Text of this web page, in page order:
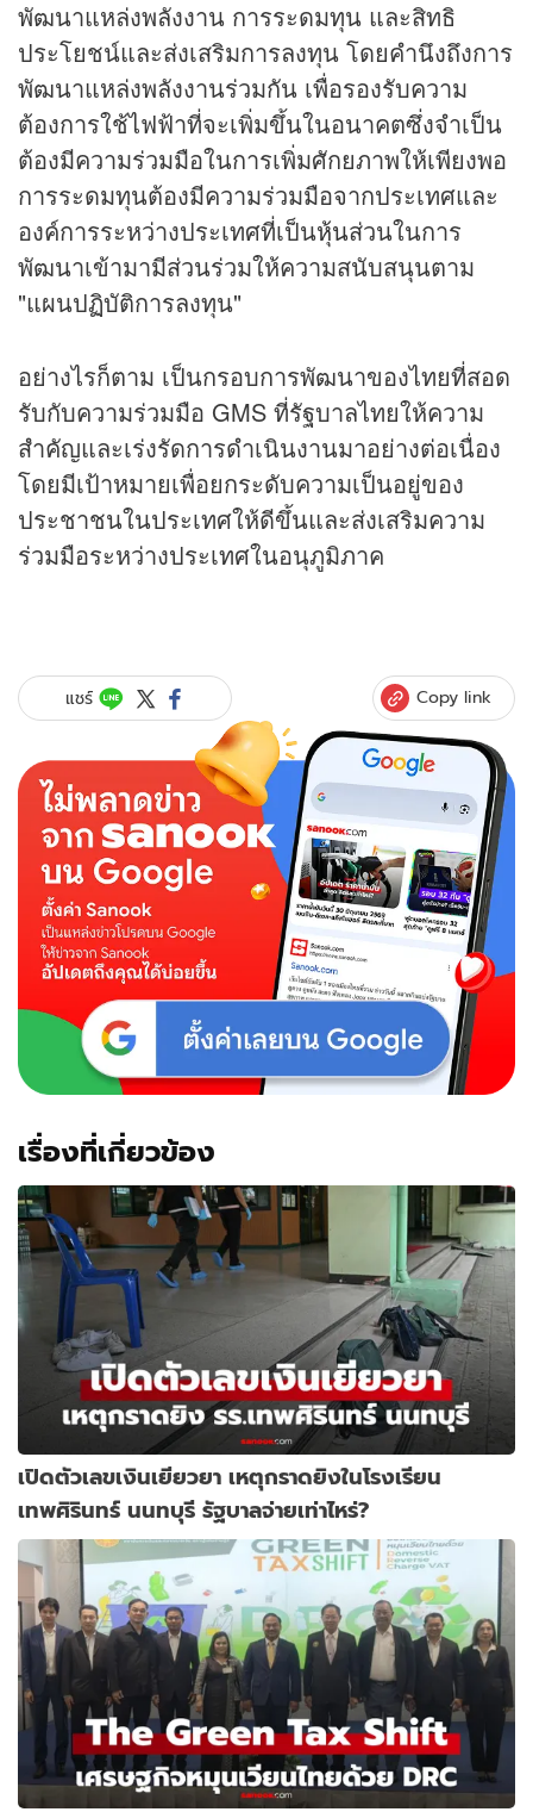
พัฒนาแหล่งพลังงาน การระดมทุน และสิทธิ
ประโยชน์และส่งเสริมการลงทุน โดยคำนึงถึงการ
พัฒนาแหล่งพลังงานร่วมกัน เพื่อรองรับความ
ต้องการใช้ไฟฟ้าที่จะเพิ่มขึ้นในอนาคตซึ่งจำเป็น
ต้องมีความร่วมมือในการเพิ่มศักยภาพให้เพียงพอ
การระดมทุนต้องมีความร่วมมือจากประเทศและ
องค์การระหว่างประเทศที่เป็นหุ้นส่วนในการ
พัฒนาเข้ามามีส่วนร่วมให้ความสนับสนุนตาม
"แผนปฏิบัติการลงทุน"
อย่างไรก็ตาม เป็นกรอบการพัฒนาของไทยที่สอด
รับกับความร่วมมือ GMS ที่รัฐบาลไทยให้ความ
สำคัญและเร่งรัดการดำเนินงานมาอย่างต่อเนื่อง
โดยมีเป้าหมายเพื่อยกระดับความเป็นอยู่ของ
ประชาชนในประเทศให้ดีขึ้นและส่งเสริมความ
ร่วมมือระหว่างประเทศในอนุภูมิภาค
แชร์ Copy link
เรื่องที่เกี่ยวข้อง
เปิดตัวเลขเงินเยียวยา เหตุกราดยิงในโรงเรียน
เทพศิรินทร์ นนทบุรี รัฐบาลจ่ายเท่าไหร่?